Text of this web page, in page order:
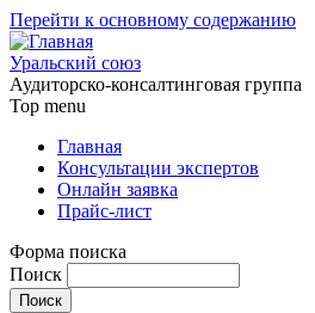
Перейти к основному содержанию
Уральский союз
Аудиторско-консалтинговая группа
Top menu
Главная
Консультации экспертов
Онлайн заявка
Прайс-лист
Форма поиска
Поиск